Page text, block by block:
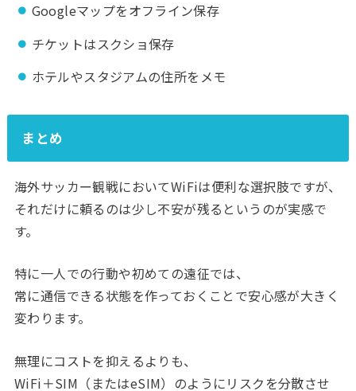
Googleマップをオフライン保存
チケットはスクショ保存
ホテルやスタジアムの住所をメモ
まとめ
海外サッカー観戦においてWiFiは便利な選択肢ですが、
それだけに頼るのは少し不安が残るというのが実感で
す。
特に一人での行動や初めての遠征では、
常に通信できる状態を作っておくことで安心感が大きく
変わります。
無理にコストを抑えるよりも、
WiFi＋SIM（またはeSIM）のようにリスクを分散させ